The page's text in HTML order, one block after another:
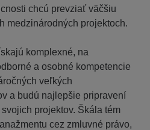
chcú prevziať väčšiu
medzinárodných projektoch.
komplexné, na
a osobné kompetencie
veľkých
a budú najlepšie pripravení
projektov. Škála tém
cez zmluvné právo,